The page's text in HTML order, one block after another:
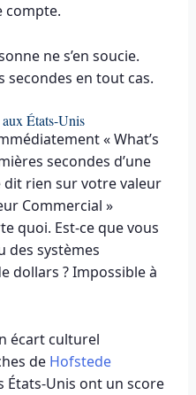
compte.
ne s’en soucie.
secondes en tout cas.
États-Unis
« What’s
secondes d’une
rien sur votre valeur
Commercial »
quoi. Est-ce que vous
des systèmes
dollars ? Impossible à
écart culturel
de Hofstede
États-Unis ont un score